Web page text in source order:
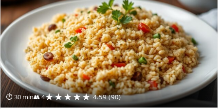
⏱ 30 min👥 4★★★★★ 4.59 (90)